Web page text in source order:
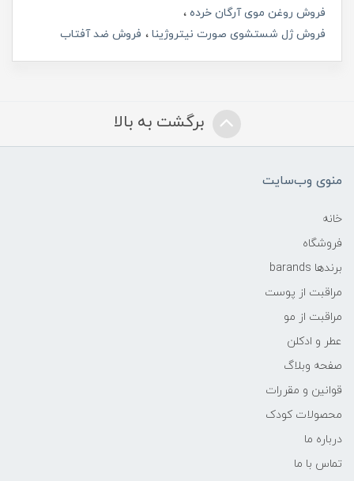
فروش روغن موی آرگان خرده
فروش ژل شستشوی صورت نیتروژینا
فروش ضد آفتاب
برگشت به بالا
منوی وب‌سایت
خانه
فروشگاه
برندها barands
مراقبت از پوست
مراقبت از مو
عطر و ادکلن
صفحه وبلاگ
قوانین و مقررات
محصولات کودک
درباره ما
تماس با ما